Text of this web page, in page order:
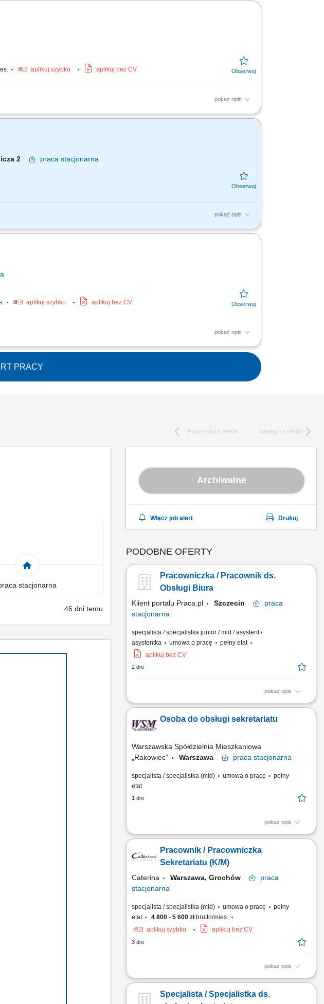
aplikuj szybko aplikuj bez CV
pokaż opis
prowadzenie sekretariatu (realizacja zadań administracyjno-biurowych)
2 praca stacjonarna
pokaż opis
sekretariatu Zarządu Zlewni zgodnie z obowiązującą w Państwowym
aplikuj szybko aplikuj bez CV
pokaż opis
(zgodnie z Regulaminem Udzielenia Zamówień obowiązującym w
PRACY
Poprzednia oferta Następna oferta
stacjonarna
46 dni temu
Archiwalne
Włącz job alert Drukuj
PODOBNE OFERTY
Pracowniczka / Pracownik ds.
Obsługi Biura
Klient portalu Praca.pl Szczecin
praca
stacjonarna
specjalista / specjalistka junior / mid / asystent /
asystentka
umowa o pracę
pełny etat
aplikuj bez CV
2 dni
pokaż opis
Obsługa korespondencji przychodzącej i wychodzącej oraz
materiałów administracyjnych. Prowadzenie i porządkowanie
obiegu dokumentów w biurze, w tym archiwizacja.
nieruchomości....
Osoba do obsługi sekretariatu
Warszawska Spółdzielnia Mieszkaniowa
„Rakowiec”
Warszawa praca stacjonarna
specjalista / specjalistka (mid) umowa o pracę
pełny
etat
1 dni
pokaż opis
prowadzenie sekretariatu, obsługa korespondencji
pocztowej, pobieranie i obsługa faktur z Krajowego Systemu e-
Faktur (KSeF), redagowanie pism, udzielanie mieszkańcom
terminowości...
Pracownik / Pracowniczka
Sekretariatu (K/M)
Caterina Warszawa, Grochów
praca
stacjonarna
specjalista / specjalistka (mid) umowa o pracę
pełny
etat
4 800 - 5 600 złbrutto/mies.
aplikuj szybko
aplikuj bez CV
3 dni
pokaż opis
Miejsce pracy: DOM MODY na Grochowie Wynagrodzenie:
sekretariatu oraz realizacja bieżących zadań administracyjno-
Specjalista / Specjalistka ds.